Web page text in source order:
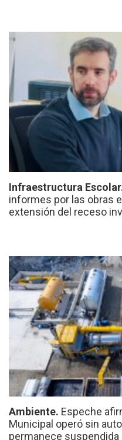
Infraestructura
informes por las obras
extensión del receso
Ambiente. Espeche
Municipal operó sin
permanece suspendida